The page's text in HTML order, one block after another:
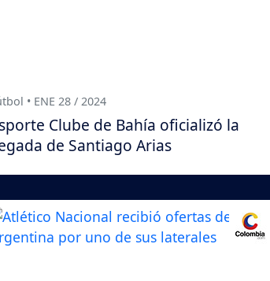
• ENE 28 / 2024
Clube de Bahía oficializó la
de Santiago Arias